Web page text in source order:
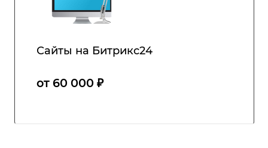
Сайты на Битрикс24
от 60 000 ₽